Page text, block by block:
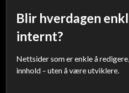
Blir hverdagen
internt?
Nettsider som er enkle å
innhold – uten å være utviklere.